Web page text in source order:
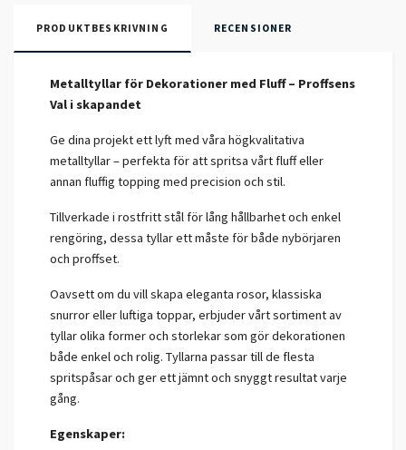
PRODUKTBESKRIVNING RECENSIONER
Metalltyllar för Dekorationer med Fluff – Proffsens
Val i skapandet
Ge dina projekt ett lyft med våra högkvalitativa
metalltyllar – perfekta för att spritsa vårt fluff eller
annan fluffig topping med precision och stil.
Tillverkade i rostfritt stål för lång hållbarhet och enkel
rengöring, dessa tyllar ett måste för både nybörjaren
och proffset.
Oavsett om du vill skapa eleganta rosor, klassiska
snurror eller luftiga toppar, erbjuder vårt sortiment av
tyllar olika former och storlekar som gör dekorationen
både enkel och rolig. Tyllarna passar till de flesta
spritspåsar och ger ett jämnt och snyggt resultat varje
gång.
Egenskaper: